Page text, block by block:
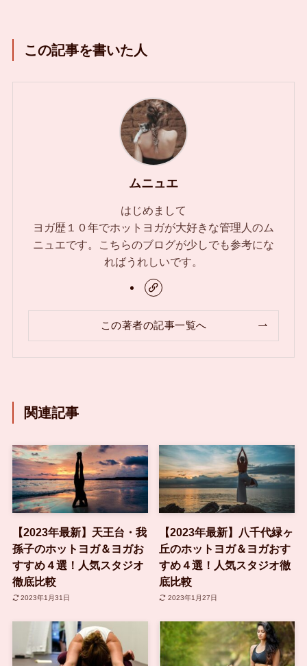
この記事を書いた人
ムニュエ
はじめまして
ヨガ歴１０年でホットヨガが大好きな管理人のム
ニュエです。こちらのブログが少しでも参考にな
ればうれしいです。
この著者の記事一覧へ
関連記事
【2023年最新】天王台・我
孫子のホットヨガ＆ヨガお
すすめ４選！人気スタジオ
徹底比較
2023年1月31日
【2023年最新】八千代緑ヶ
丘のホットヨガ＆ヨガおす
すめ４選！人気スタジオ徹
底比較
2023年1月27日